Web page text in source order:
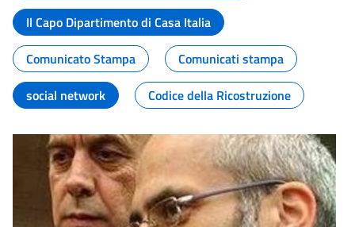
Il Capo Dipartimento di Casa Italia
Comunicato Stampa
Comunicati stampa
social network
Codice della Ricostruzione